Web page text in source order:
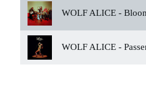
WOLF ALICE -
WOLF ALICE -